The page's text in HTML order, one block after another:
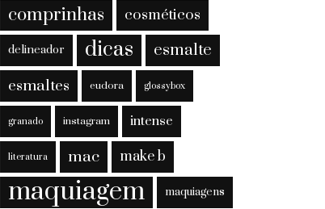
comprinhas cosméticos
delineador dicas esmalte
esmaltes eudora glossybox
granado instagram intense
literatura mac make b
maquiagem maquiagens